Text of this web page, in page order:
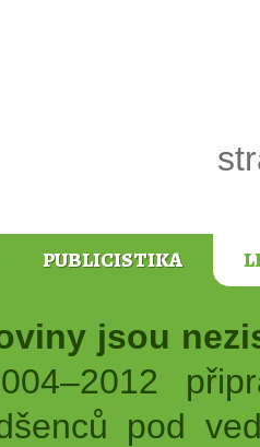
PUBLICISTIKA
jsou
pod